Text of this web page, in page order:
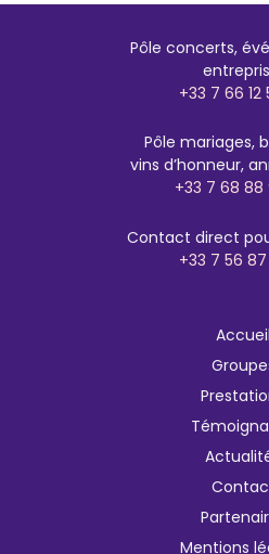
Pôle concerts,
+33 7 66 12
Pôle mariages,
vins d’honneur,
+33 7 68 88
Contact direct
+33 7 56 87
Accueil
Mentions